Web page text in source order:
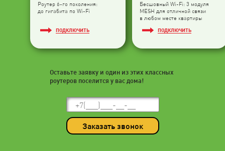
Роутер 6-го поколения:
до гигабита по Wi-Fi
ПОДКЛЮЧИТЬ
Бесшовный Wi-Fi: 3 модуля
МESH для отличной связи
в любом месте квартиры
ПОДКЛЮЧИТЬ
Оставьте заявку и один из этих классных
роутеров поселится у вас дома!
Заказать звонок